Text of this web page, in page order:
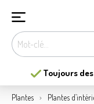
Toujours
Plantes Plantes